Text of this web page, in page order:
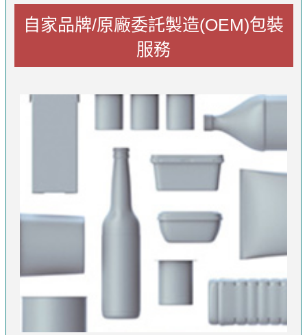
自家品牌/原廠委託製造(OEM)包裝
服務